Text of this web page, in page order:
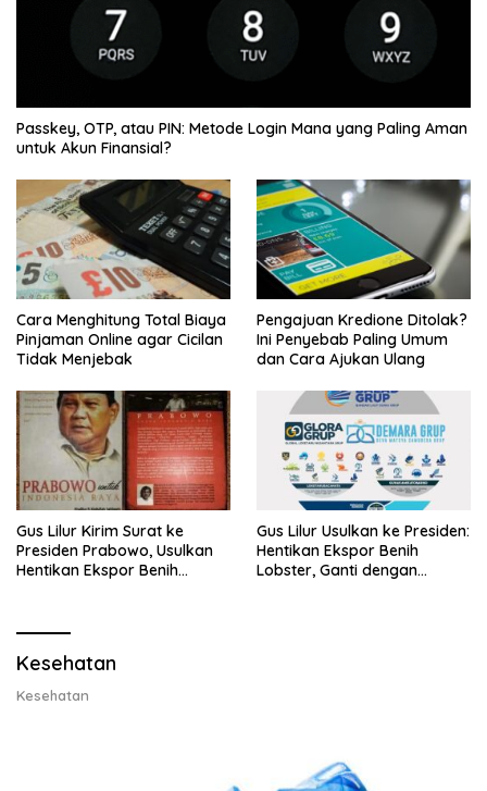
Passkey, OTP, atau PIN: Metode Login Mana yang Paling Aman
untuk Akun Finansial?
Cara Menghitung Total Biaya
Pinjaman Online agar Cicilan
Tidak Menjebak
Pengajuan Kredione Ditolak?
Ini Penyebab Paling Umum
dan Cara Ajukan Ulang
Gus Lilur Kirim Surat ke
Presiden Prabowo, Usulkan
Hentikan Ekspor Benih
Gus Lilur Usulkan ke Presiden:
Hentikan Ekspor Benih
Lobster, Ganti dengan
Kesehatan
Kesehatan